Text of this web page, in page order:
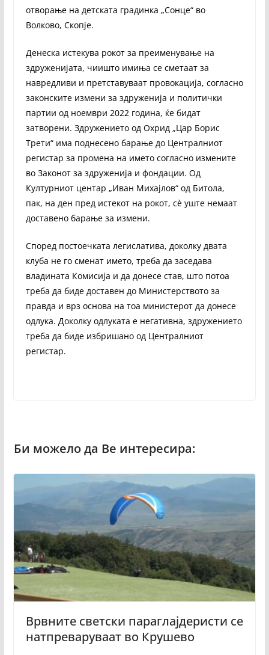
отворање на детската градинка „Сонце“ во
Волково, Скопје.
Денеска истекува рокот за преименување на
здруженијата, чиишто имиња се сметаат за
навредливи и претставуваат провокација, согласно
законските измени за здруженија и политички
партии од ноември 2022 година, ќе бидат
затворени. Здружението од Охрид „Цар Борис
Трети“ има поднесено барање до Централниот
регистар за промена на името согласно измените
во Законот за здруженија и фондации. Од
Културниот центар „Иван Михајлов“ од Битола,
пак, на ден пред истекот на рокот, сè уште немаат
доставено барање за измени.
Според постоечката легислатива, доколку двата
клуба не го сменат името, треба да заседава
владината Комисија и да донесе став, што потоа
треба да биде доставен до Министерството за
правда и врз основа на тоа министерот да донесе
одлука. Доколку одлуката е негативна, здружението
треба да биде избришано од Централниот
регистар.
Врвните светски параглајдеристи се
натпреваруваат во Крушево